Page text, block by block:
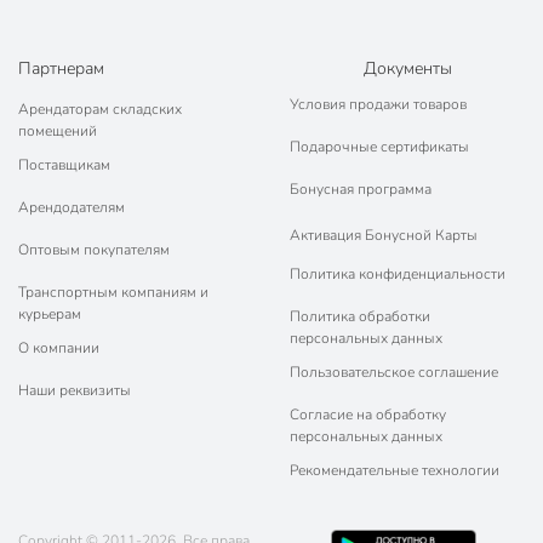
кухонную утварь удобной для транспортировки.
декора, возможность размещения логотипов.
Выгодная покупка в интернет-магазине
«Порядок»
На нашем сайте представлен большой выбор посуды для
одноразового применения от Юпласт, Мистерия и других
производителей. Предлагаем недорого купить одноразовые
тарелки, стаканчики, столовые приборы, контейнеры наборами от 6
до 50 штук с доставкой по г. Москва и в любой регион России. У нас
сервис!
Партнерам
Арендаторам складских
помещений
Поставщикам
Арендодателям
Оптовым покупателям
Транспортным компаниям и
курьерам
О компании
Наши реквизиты
Документы
Условия продажи товаров
Подарочные сертификаты
Бонусная программа
Активация Бонусной Карты
Политика конфиденциальности
Политика обработки
персональных данных
Пользовательское соглашение
Согласие на обработку
персональных данных
Рекомендательные технологии